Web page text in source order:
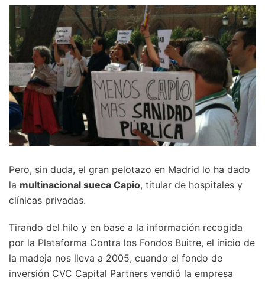
Pero, sin duda, el gran pelotazo en Madrid lo ha dado
la multinacional sueca Capio, titular de hospitales y
clínicas privadas.
Tirando del hilo y en base a la información recogida
por la Plataforma Contra los Fondos Buitre, el inicio de
la madeja nos lleva a 2005, cuando el fondo de
inversión CVC Capital Partners vendió la empresa